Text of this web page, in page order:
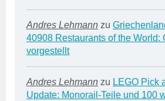
Andres Lehmann zu
40908 Restaurants of the World:
vorgestellt
Andres Lehmann zu LEGO Pick
Update: Monorail-Teile und 100